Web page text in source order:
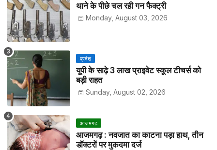
थाने के पीछे चल रही गन फैक्ट्री
Monday, August 03, 2026
प्रदेश
यूपी के साढ़े 3 लाख प्राइवेट स्कूल टीचर्स को
बड़ी राहत
Sunday, August 02, 2026
आजमगढ़
आजमगढ़ : नवजात का काटना पड़ा हाथ, तीन
डॉक्टरों पर मुकदमा दर्ज